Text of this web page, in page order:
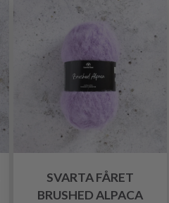
SVARTA FÅRET
BRUSHED ALPACA